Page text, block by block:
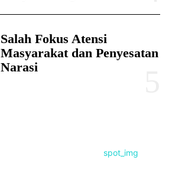
Salah Fokus Atensi
Masyarakat dan Penyesatan
Narasi